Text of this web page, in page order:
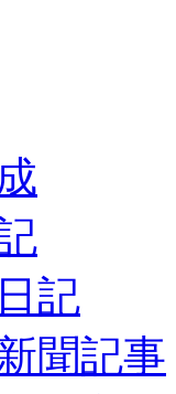
記
聞記事